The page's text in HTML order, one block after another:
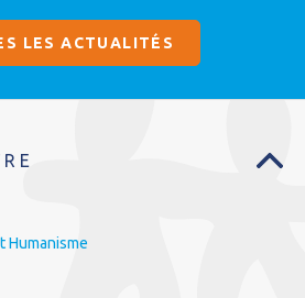
LES ACTUALITÉS
Humanisme